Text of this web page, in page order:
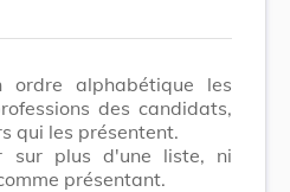
alphabétique les
des candidats,
qui les présentent.
sur plus d'une liste, ni
présentant.